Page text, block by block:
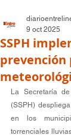
SSPH
prevención
9 oct 2025
La Secretaría
(SSPH)
en los
torrenciales